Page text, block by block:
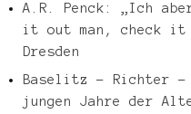
A.R. Penck: „Ich
it out man, check it
Dresden
Baselitz – Richter
jungen Jahre der